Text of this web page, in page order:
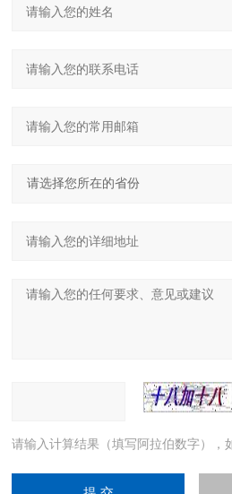
请输入计算结果（填写阿拉伯数字），